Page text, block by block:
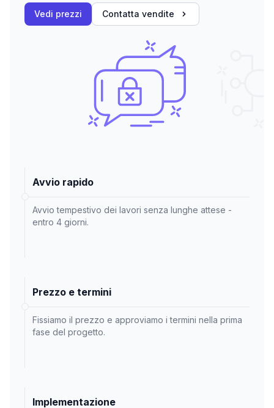
Vedi prezzi Contatta vendite
Avvio rapido
Avvio tempestivo dei lavori senza lunghe attese -
entro 4 giorni.
Prezzo e termini
Fissiamo il prezzo e approviamo i termini nella prima
fase del progetto.
Implementazione